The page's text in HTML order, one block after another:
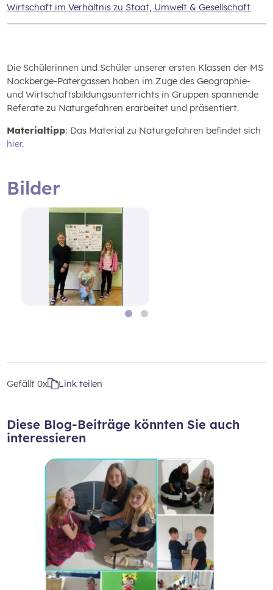
Wirtschaft im Verhältnis zu Staat‚ Umwelt & Gesellschaft
Die Schülerinnen und Schüler unserer ersten Klassen der MS
Nockberge-Patergassen haben im Zuge des Geographie-
und Wirtschaftsbildungsunterrichts in Gruppen spannende
Referate zu Naturgefahren erarbeitet und präsentiert.
Materialtipp: Das Material zu Naturgefahren befindet sich
hier.
Bilder
Gefällt0x Link teilen
Diese Blog-Beiträge könnten Sie auch
interessieren